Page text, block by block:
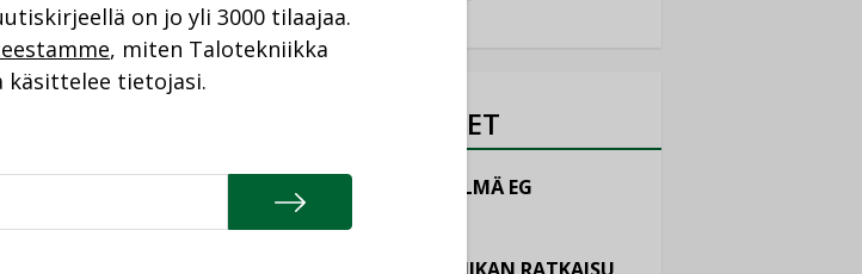
parasta ja alueen
tuotteemme
olla täydessä
TUOTEUUTISET
HALLINTAJÄRJESTELMÄ EG
TUOTEUUTINEN
on jo yli 3000 tilaajaa.
, miten Talotekniikka
käsittelee tietojasi.